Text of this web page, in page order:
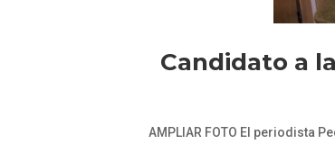
Candidato a
AMPLIAR FOTO El periodista